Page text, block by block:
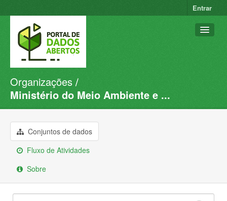
Entrar
Conjuntos de dados
Organizações
Sobre
Organizações
Ministério do Meio Ambiente e ...
Conjuntos de dados
Fluxo de Atividades
Sobre